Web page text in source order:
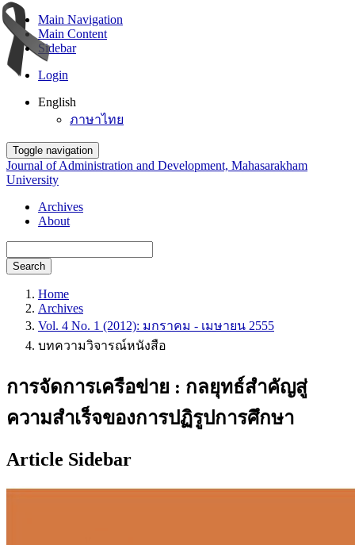
Main Navigation
Main Content
Sidebar
Login
English
ภาษาไทย
Toggle navigation
Journal of Administration and Development, Mahasarakham
University
Archives
About
Search
Home
Archives
Vol. 4 No. 1 (2012): มกราคม - เมษายน 2555
บทความวิจารณ์หนังสือ
การจัดการเครือข่าย : กลยุทธ์สำคัญสู่
ความสำเร็จของการปฏิรูปการศึกษา
Article Sidebar